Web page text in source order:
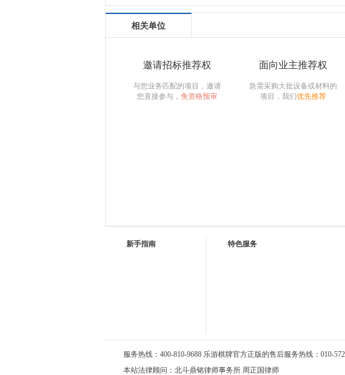
相关单位
邀请招标推荐权
与您业务匹配的项目，邀请
您直接参与， 免资格预审
面向业主推荐权
急需采购大批设备或材料的
项目，我们优先推荐
新手指南 特色服务
服务热线：400-810-9688 乐游棋牌官方正版的售后服务热线：010-
本站法律顾问：北斗鼎铭律师事务所 周正国律师